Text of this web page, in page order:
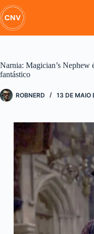
Pular
para
o
conteúdo
Narnia: Magician’s Nephew
fantástico
ROBNERD 13 DE MAIO